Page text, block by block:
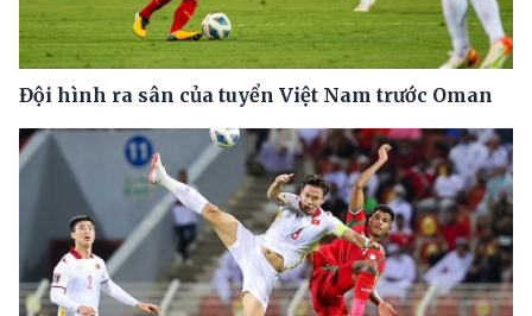
Đội hình ra sân của tuyển Việt Nam trước Oman